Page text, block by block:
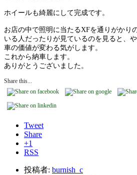
ホイールも綺麗にして完成です。
お店の中で照明に当たるXFを通りがかり
いる人だったりが見ているのを見ると、
車の価値が変わる気がします。
これから納車します。
ありがとうございました。
Share this...
Tweet
Share
+1
RSS
投稿者: burnish_c